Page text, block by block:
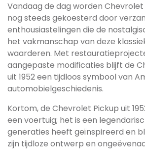
Vandaag de dag worden Chevrolet
nog steeds gekoesterd door
enthousiastelingen die de
het vakmanschap van deze
waarderen. Met
aangepaste modificaties blijft de
uit 1952 een tijdloos symbool van
automobielgeschiedenis.
Kortom, de Chevrolet Pickup uit
een voertuig; het is een
generaties heeft geïnspireerd en
zijn tijdloze ontwerp en